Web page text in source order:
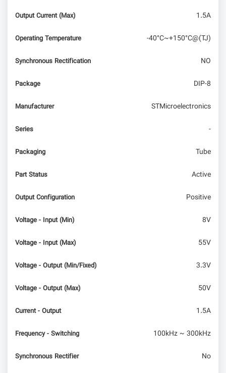
Output Current (Max) 1.5A
Operating Temperature -40°C~+150°C@(TJ)
Synchronous Rectification NO
Package DIP-8
Manufacturer STMicroelectronics
Series -
Packaging Tube
Part Status Active
Output Configuration Positive
Voltage - Input (Min) 8V
Voltage - Input (Max) 55V
Voltage - Output (Min/Fixed) 3.3V
Voltage - Output (Max) 50V
Current - Output 1.5A
Frequency - Switching 100kHz ~ 300kHz
Synchronous Rectifier No